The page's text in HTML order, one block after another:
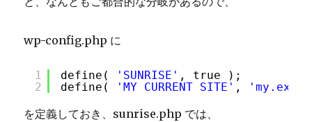
wp-config.php に
1
2
define( 'SUNRISE' , true );
define(
'MY_CURRENT_SITE' ,
を定義しておき、sunrise.php では、